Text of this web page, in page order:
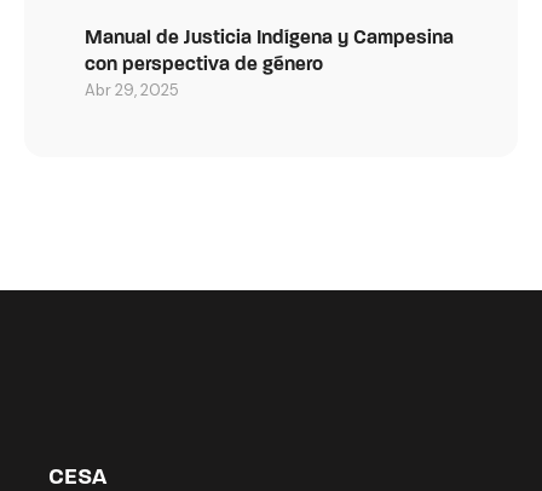
Manual de Justicia Indígena y Campesina
con perspectiva de género
Abr 29, 2025
CESA